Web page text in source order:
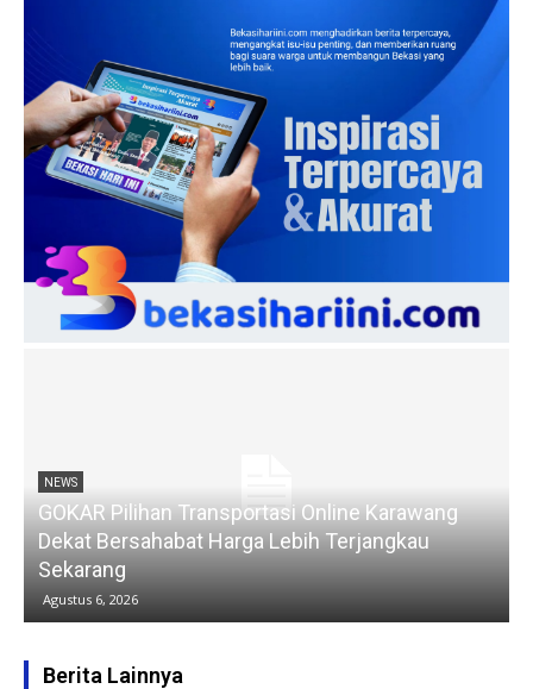
NEWS
GOKAR Pilihan Transportasi Online Karawang
Dekat Bersahabat Harga Lebih Terjangkau
Sekarang
Agustus 6, 2026
Berita Lainnya